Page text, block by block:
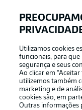
Utilizamos cookies
funcionais, para que
segurança e seus
Ao clicar em
utilizemos também
marketing e de
cookies são, em
Outras informações